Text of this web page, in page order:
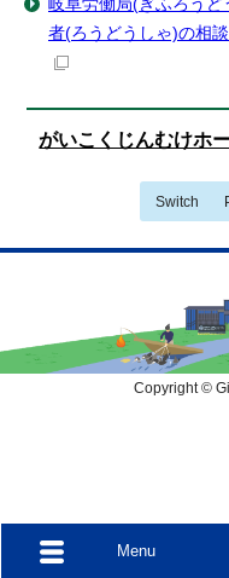
岐阜労働局(ぎふろう
者(ろうどうしゃ)の相
がいこくじんむけホ
Switch
Menu
Copyright ©